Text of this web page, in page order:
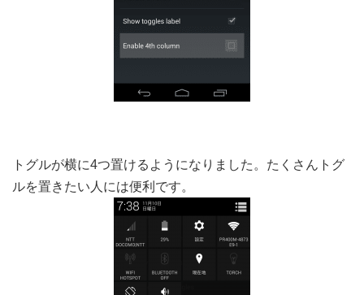
トグルが横に4つ置けるようになりました。たくさんトグ
ルを置きたい人には便利です。